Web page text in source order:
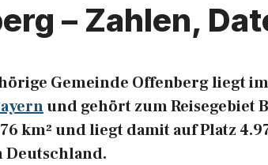
– Zahlen,
Gemeinde Offenberg liegt
und gehört zum Reisegebiet
km² und liegt damit auf Platz
Deutschland.